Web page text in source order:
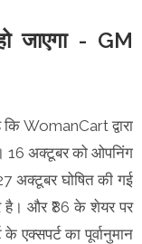
जाएगा - GM
कि WomanCart द्वारा
16 अक्टूबर को ओपनिंग
अक्टूबर घोषित की गई
है। और ₹86 के शेयर पर
के एक्सपर्ट का पूर्वानुमान